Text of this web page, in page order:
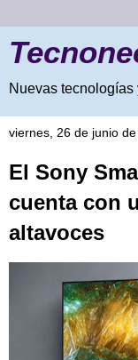
Nuevas tecnologías
viernes, 26 de junio
El Sony
cuenta con
altavoces